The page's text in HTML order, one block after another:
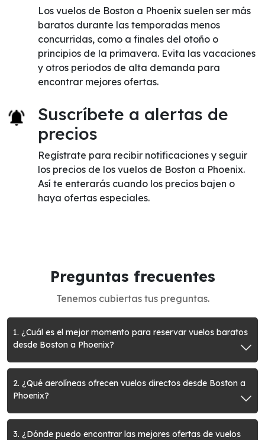
Los vuelos de Boston a Phoenix suelen ser más
baratos durante las temporadas menos
concurridas, como a finales del otoño o
principios de la primavera. Evita las vacaciones
y otros periodos de alta demanda para
encontrar mejores ofertas.
Suscríbete a alertas de
precios
Regístrate para recibir notificaciones y seguir
los precios de los vuelos de Boston a Phoenix.
Así te enterarás cuando los precios bajen o
haya ofertas especiales.
Preguntas frecuentes
Tenemos cubiertas tus preguntas.
1. ¿Cuál es el mejor momento para reservar vuelos baratos
desde Boston a Phoenix?
2. ¿Qué aerolíneas ofrecen vuelos directos desde Boston a
Phoenix?
3. ¿Dónde puedo encontrar las mejores ofertas de vuelos